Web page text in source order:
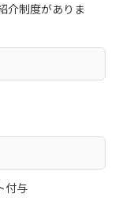
介制度がありま
付与